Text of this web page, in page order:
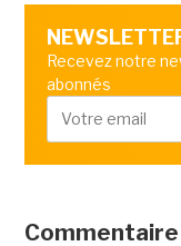
Recevez notre
abonnés
Commentaire